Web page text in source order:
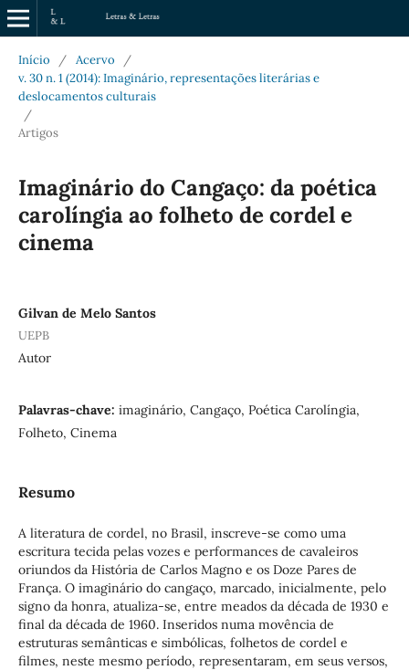
Início / Acervo
/
v. 30 n. 1 (2014): Imaginário, representações literárias e
deslocamentos culturais
/
Artigos
Imaginário do Cangaço: da poética
carolíngia ao folheto de cordel e
cinema
Gilvan de Melo Santos
UEPB
Autor
Palavras-chave: imaginário, Cangaço, Poética Carolíngia,
Folheto, Cinema
Resumo
A literatura de cordel, no Brasil, inscreve-se como uma
escritura tecida pelas vozes e performances de cavaleiros
oriundos da História de Carlos Magno e os Doze Pares de
França. O imaginário do cangaço, marcado, inicialmente, pelo
signo da honra, atualiza-se, entre meados da década de 1930 e
final da década de 1960. Inseridos numa movência de
estruturas semânticas e simbólicas, folhetos de cordel e
filmes, neste mesmo período, representaram, em seus versos,